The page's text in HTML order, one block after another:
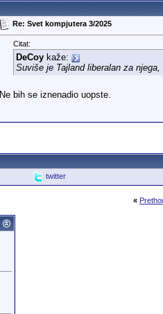
Re: Svet kompjutera 3/2025
Citat:
DeCoykaže:
Suviše je Tajland liberalan za
Ne bih se iznenadio uopste.
twitter
«